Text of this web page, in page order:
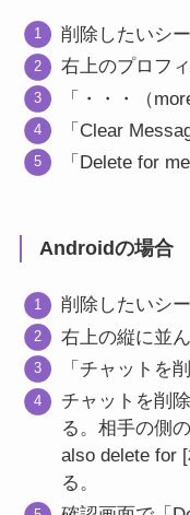
削除したいシ
右上のプロフ
「・・・（
「Clear
「Delete for
Androidの場合
削除したいシ
右上の縦に並
「チャットを
チャットを削
る。相手の側
also delete for
る。